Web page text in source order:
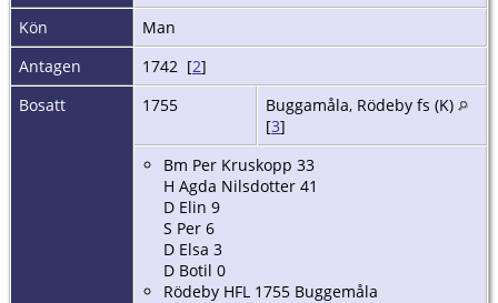
Kön
Man
Antagen
1742 [2]
Bosatt
1755
Buggamåla, Rödeby fs (K)
[3]
Bm Per Kruskopp 33
H Agda Nilsdotter 41
D Elin 9
S Per 6
D Elsa 3
D Botil 0
Rödeby HFL 1755 Buggemåla